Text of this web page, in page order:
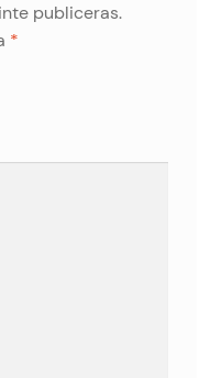
publiceras.
*